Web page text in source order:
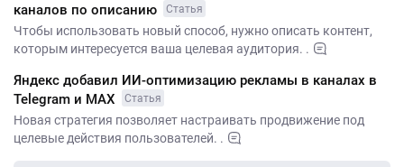
каналов по описанию
Статья
Чтобы использовать новый способ, нужно описать контент,
которым интересуется ваша целевая аудитория. .
Яндекс добавил ИИ-оптимизацию рекламы в каналах в
Telegram и МАХ
Статья
Новая стратегия позволяет настраивать продвижение под
целевые действия пользователей. .